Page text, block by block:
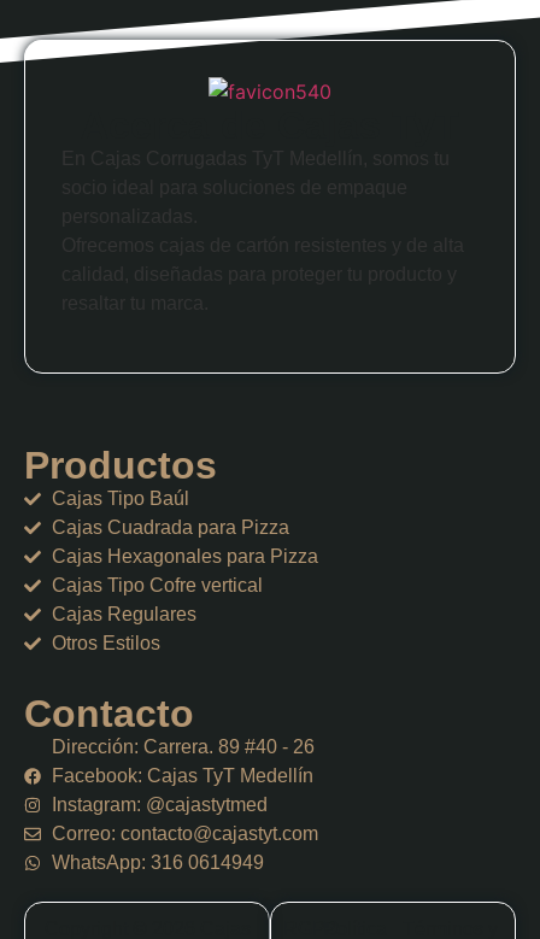
En Cajas Corrugadas TyT Medellín, somos tu
socio ideal para soluciones de empaque
personalizadas.
Ofrecemos cajas de cartón resistentes y de alta
calidad, diseñadas para proteger tu producto y
resaltar tu marca.
Productos
Cajas Tipo Baúl
Cajas Cuadrada para Pizza
Cajas Hexagonales para Pizza
Cajas Tipo Cofre vertical
Cajas Regulares
Otros Estilos
Contacto
Dirección: Carrera. 89 #40 - 26
Facebook: Cajas TyT Medellín
Instagram: @cajastytmed
Correo: contacto@cajastyt.com
WhatsApp: 316 0614949